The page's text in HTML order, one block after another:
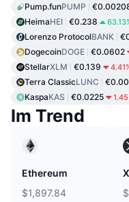
Pump.funPUMP
HeimaHEI €0.238
Lorenzo ProtocolBANK
DogecoinDOGE €0.0602
StellarXLM €0.139
Terra ClassicLUNC
KaspaKAS €0.0225
Im Trend
Ethereum
$1,897.84